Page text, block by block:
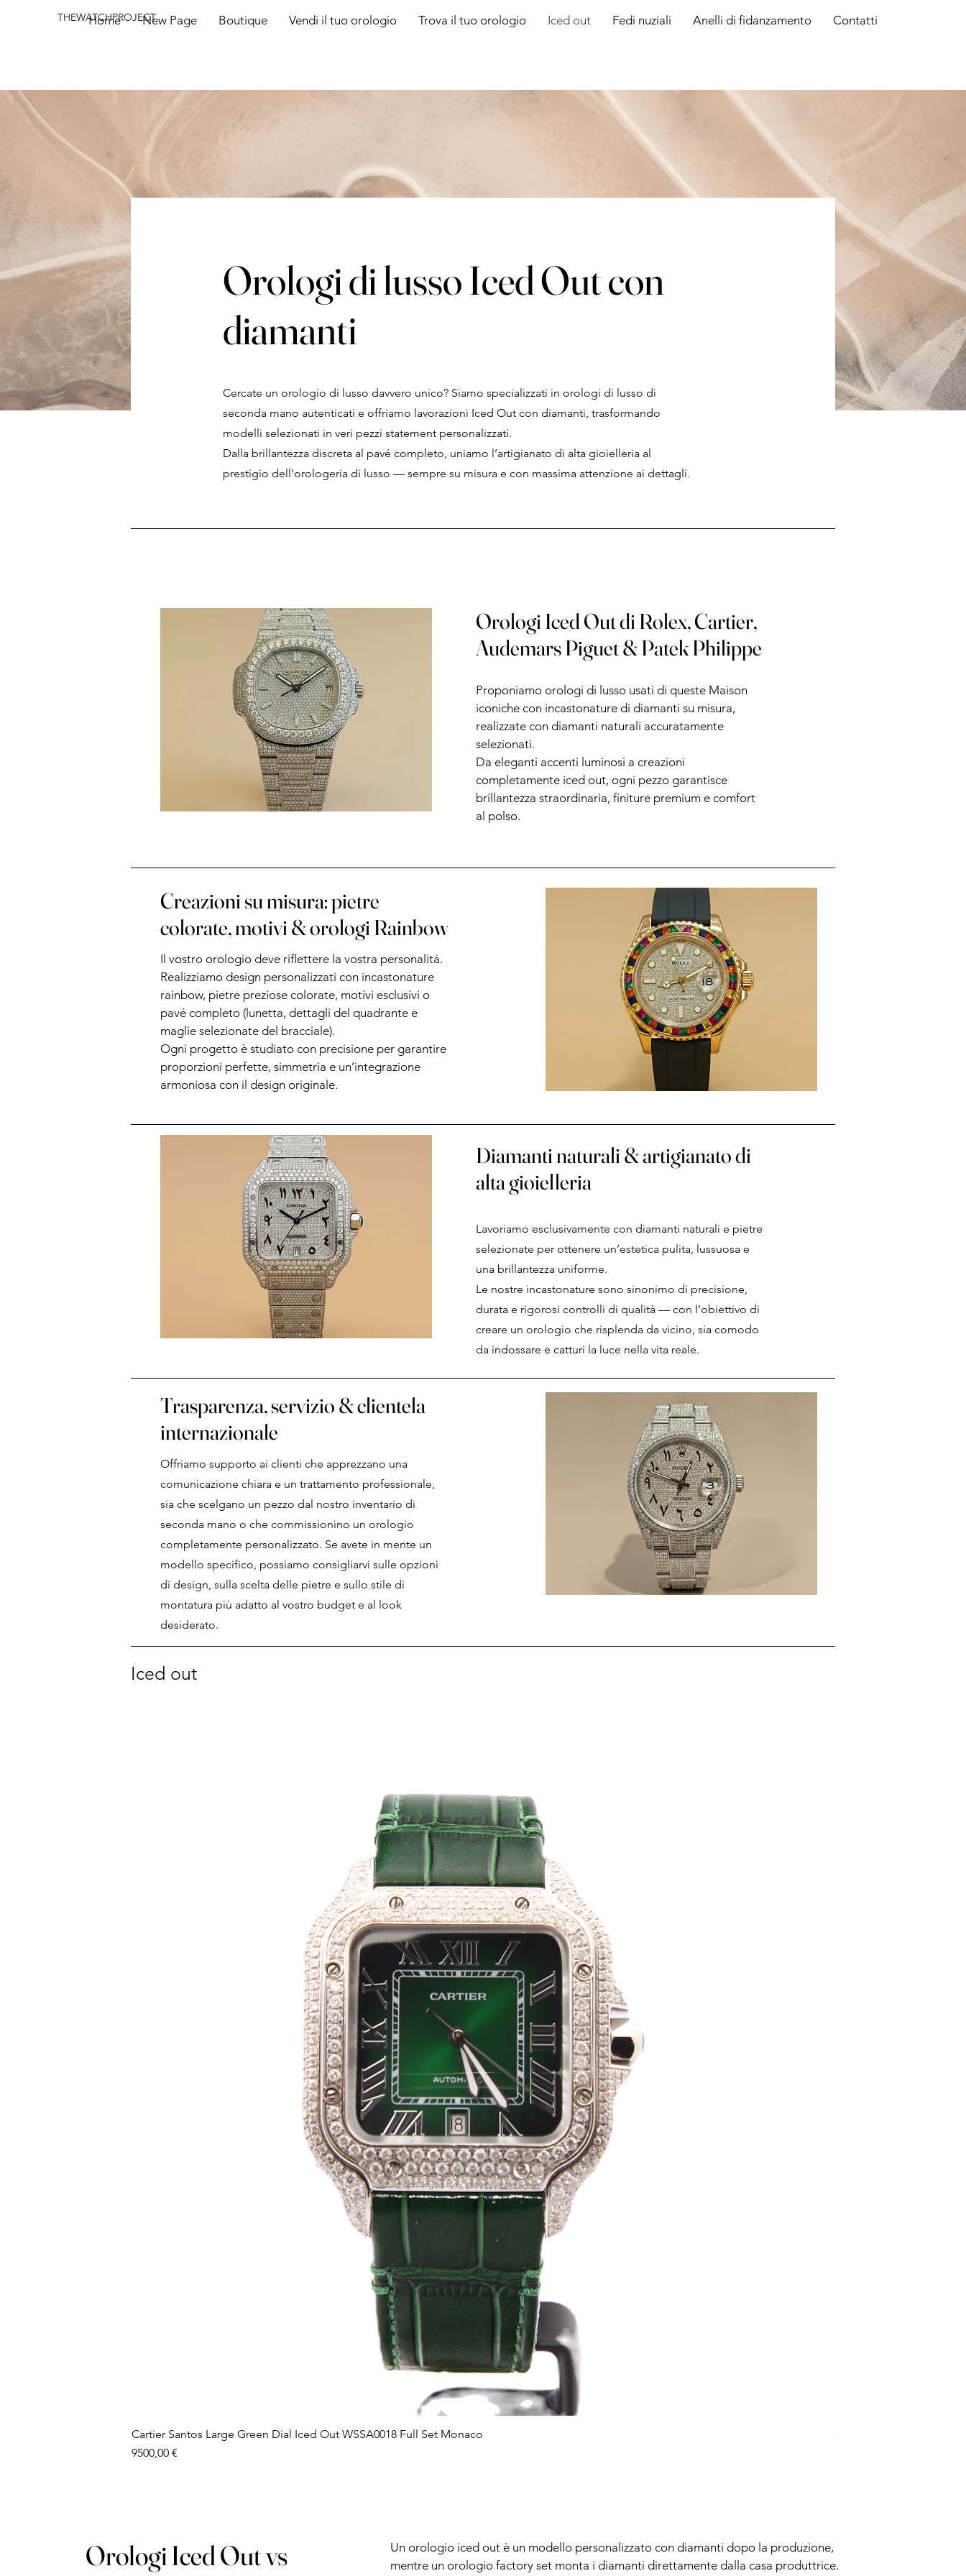
THEWATCHPROJECT
Home New Page Boutique Vendi il tuo orologio Trova il tuo orologio Iced out Fedi nuziali Anelli di fidanzamento Contatti
Orologi di lusso Iced Out con
diamanti
Cercate un orologio di lusso davvero unico? Siamo specializzati in orologi di lusso di
seconda mano autenticati e offriamo lavorazioni Iced Out con diamanti, trasformando
modelli selezionati in veri pezzi statement personalizzati.
Dalla brillantezza discreta al pavé completo, uniamo l’artigianato di alta gioielleria al
prestigio dell’orologeria di lusso — sempre su misura e con massima attenzione ai dettagli.
Orologi Iced Out di Rolex, Cartier,
Audemars Piguet & Patek Philippe
Proponiamo orologi di lusso usati di queste Maison
iconiche con incastonature di diamanti su misura,
realizzate con diamanti naturali accuratamente
selezionati.
Da eleganti accenti luminosi a creazioni
completamente iced out, ogni pezzo garantisce
brillantezza straordinaria, finiture premium e comfort
al polso.
Creazioni su misura: pietre
colorate, motivi & orologi Rainbow
Il vostro orologio deve riflettere la vostra personalità.
Realizziamo design personalizzati con incastonature
rainbow, pietre preziose colorate, motivi esclusivi o
pavé completo (lunetta, dettagli del quadrante e
maglie selezionate del bracciale).
Ogni progetto è studiato con precisione per garantire
proporzioni perfette, simmetria e un’integrazione
armoniosa con il design originale.
Diamanti naturali & artigianato di
alta gioielleria
Lavoriamo esclusivamente con diamanti naturali e pietre
selezionate per ottenere un’estetica pulita, lussuosa e
una brillantezza uniforme.
Le nostre incastonature sono sinonimo di precisione,
durata e rigorosi controlli di qualità — con l’obiettivo di
creare un orologio che risplenda da vicino, sia comodo
da indossare e catturi la luce nella vita reale.
Trasparenza, servizio & clientela
internazionale
Offriamo supporto ai clienti che apprezzano una
comunicazione chiara e un trattamento professionale,
sia che scelgano un pezzo dal nostro inventario di
seconda mano o che commissionino un orologio
completamente personalizzato. Se avete in mente un
modello specifico, possiamo consigliarvi sulle opzioni
di design, sulla scelta delle pietre e sullo stile di
montatura più adatto al vostro budget e al look
desiderato.
Iced out
Vista rapida
Cartier Santos Large Green Dial Iced Out WSSA0018 Full Set Monaco
Prezzo
9500,00 €
Cartier Santos Large
Orologi Iced Out vs
Un orologio iced out è un modello personalizzato con diamanti dopo la produzione,
mentre un orologio factory set monta i diamanti direttamente dalla casa produttrice.